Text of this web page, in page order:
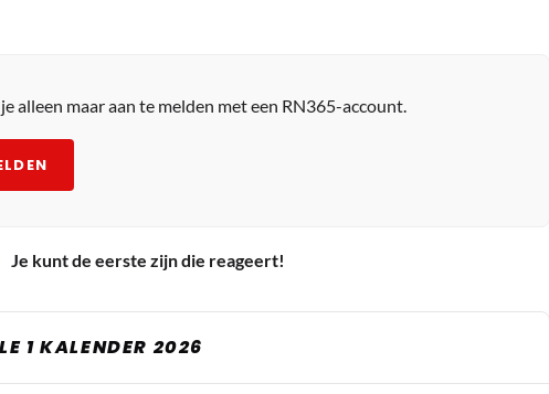
alleen maar aan te melden met een RN365-account.
Je kunt de eerste zijn die reageert!
1 KALENDER 2026